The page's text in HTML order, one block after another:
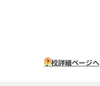
学校詳細ページへ